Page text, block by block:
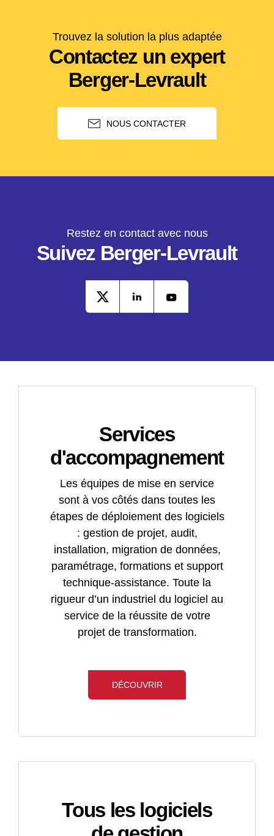
Trouvez la solution la plus adaptée
Contactez un expert
Berger-Levrault
NOUS CONTACTER
Restez en contact avec nous
Suivez Berger-Levrault
Services
d'accompagnement
Les équipes de mise en service
sont à vos côtés dans toutes les
étapes de déploiement des logiciels
: gestion de projet, audit,
installation, migration de données,
paramétrage, formations et support
technique-assistance. Toute la
rigueur d’un industriel du logiciel au
service de la réussite de votre
projet de transformation.
DÉCOUVRIR
Tous les logiciels